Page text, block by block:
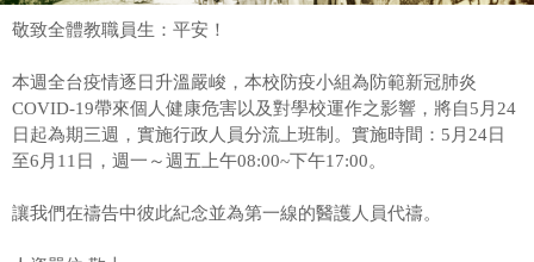
敬致全體教職員生：平安！
本週全台疫情逐日升溫嚴峻，本校防疫小組為防範新冠肺炎
COVID-19帶來個人健康危害以及對學校運作之影響，將自5月24
日起為期三週，實施行政人員分流上班制。實施時間：5月24日
至6月11日，週一～週五上午08:00~下午17:00。
讓我們在禱告中彼此紀念並為第一線的醫護人員代禱。